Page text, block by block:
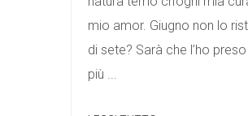
mio amor. Giugno non lo
di sete? Sarà che l’ho
più ...